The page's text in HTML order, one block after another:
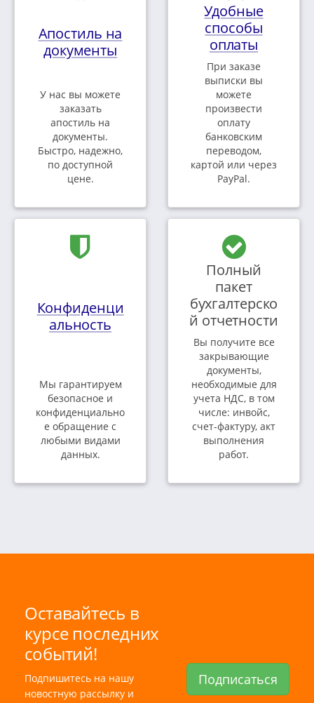
Апостиль на
документы
У нас вы можете
заказать
апостиль на
документы.
Быстро, надежно,
по доступной
цене.
Удобные
способы
оплаты
При заказе
выписки вы
можете
произвести
оплату
банковским
переводом,
картой или через
PayPal.
Конфиденци
альность
Мы гарантируем
безопасное и
конфиденциально
е обращение с
любыми видами
данных.
Полный
пакет
бухгалтерско
й отчетности
Вы получите все
закрывающие
документы,
необходимые для
учета НДС, в том
числе: инвойс,
счет-фактуру, акт
выполнения
работ.
Оставайтесь в
курсе последних
событий!
Подпишитесь на нашу
новостную рассылку и
Подписаться